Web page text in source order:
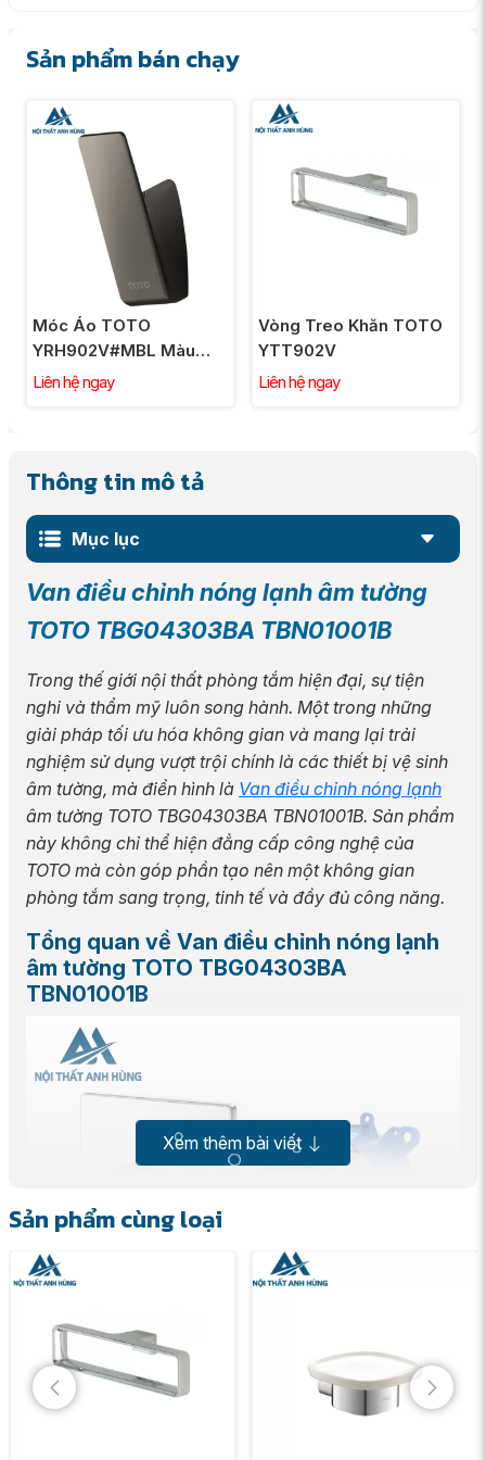
Sản phẩm bán chạy
Móc Áo TOTO
YRH902V#MBL Màu
Đen Mờ
Liên hệ ngay
Vòng Treo Khăn TOTO
YTT902V
Liên hệ ngay
Thông tin mô tả
Mục lục
Van điều chỉnh nóng lạnh âm tường
TOTO TBG04303BA TBN01001B
Trong thế giới nội thất phòng tắm hiện đại, sự tiện
nghi và thẩm mỹ luôn song hành. Một trong những
giải pháp tối ưu hóa không gian và mang lại trải
nghiệm sử dụng vượt trội chính là các thiết bị vệ sinh
âm tường, mà điển hình là Van điều chỉnh nóng lạnh
âm tường TOTO TBG04303BA TBN01001B. Sản phẩm
này không chỉ thể hiện đẳng cấp công nghệ của
TOTO mà còn góp phần tạo nên một không gian
phòng tắm sang trọng, tinh tế và đầy đủ công năng.
Tổng quan về Van điều chỉnh nóng lạnh
âm tường TOTO TBG04303BA
TBN01001B
Van điều chỉnh nóng lạnh âm tường TOTO
TBG04303BA TBN01001B, với mã cũ là
Xem thêm bài viết
Sản phẩm cùng loại